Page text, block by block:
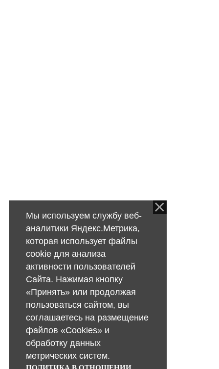
Мы используем службу веб-
аналитики Яндекс.Метрика,
которая использует файлы
cookie для анализа
активности пользователей
Сайта. Нажимая кнопку
«Принять» или продолжая
пользоваться сайтом, вы
соглашаетесь на размещение
файлов «Cookies» и
обработку данных
метрических систем.